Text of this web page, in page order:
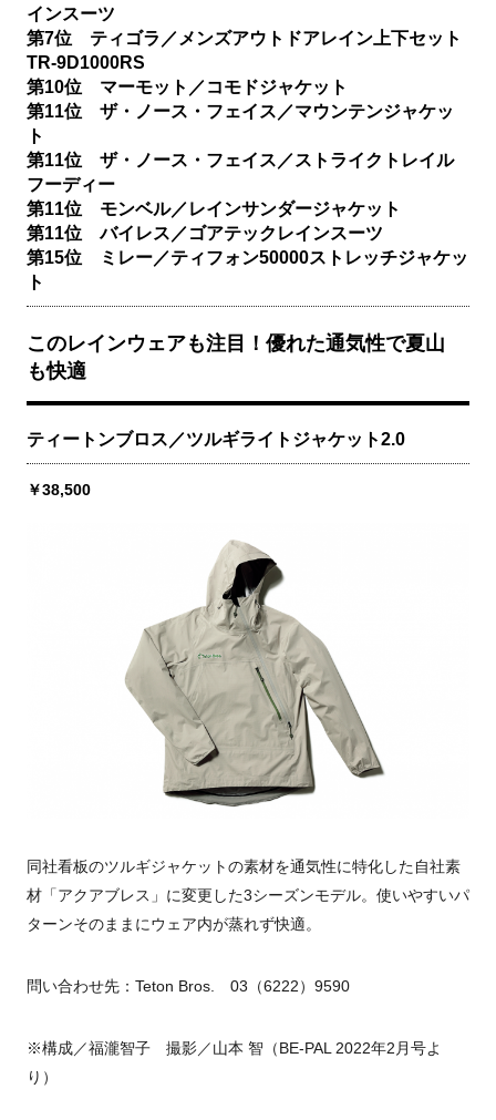
インスーツ
第7位 ティゴラ／メンズアウトドアレイン上下セット
TR-9D1000RS
第10位 マーモット／コモドジャケット
第11位 ザ・ノース・フェイス／マウンテンジャケッ
ト
第11位 ザ・ノース・フェイス／ストライクトレイル
フーディー
第11位 モンベル／レインサンダージャケット
第11位 バイレス／ゴアテックレインスーツ
第15位 ミレー／ティフォン50000ストレッチジャケッ
ト
このレインウェアも注目！優れた通気性で夏山
も快適
ティートンブロス／ツルギライトジャケット2.0
￥38,500
同社看板のツルギジャケットの素材を通気性に特化した自社素
材「アクアブレス」に変更した3シーズンモデル。使いやすいパ
ターンそのままにウェア内が蒸れず快適。
問い合わせ先：Teton Bros. 03（6222）9590
※構成／福瀧智子 撮影／山本 智（BE-PAL 2022年2月号よ
り）